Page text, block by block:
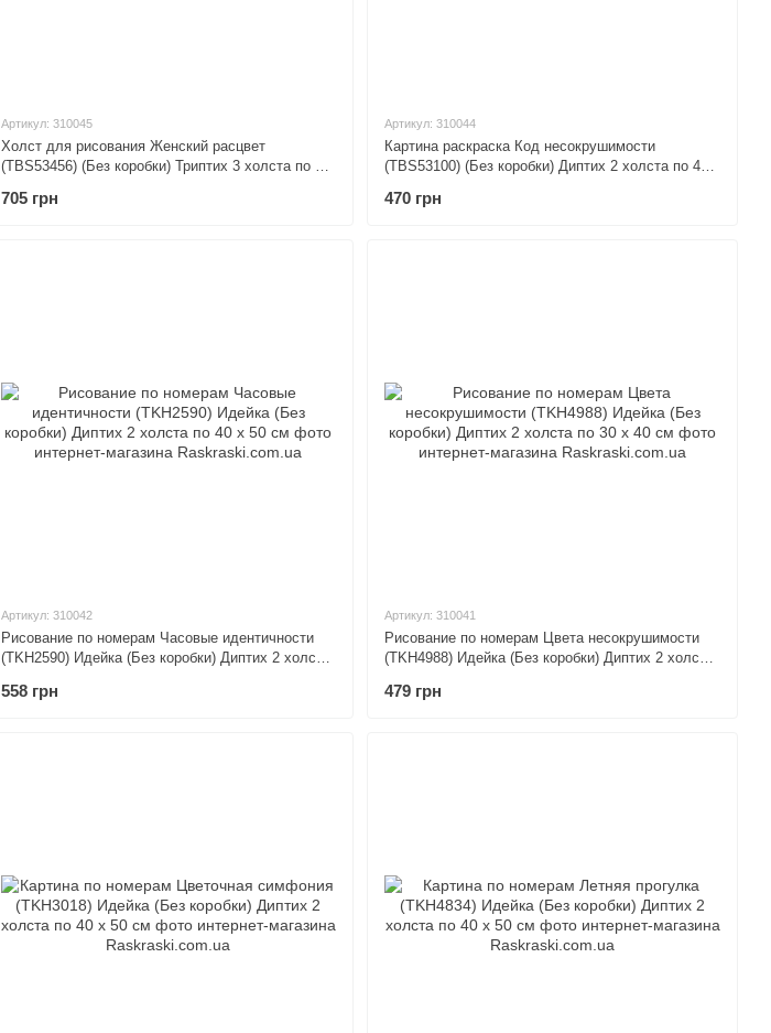
Артикул: 310045
Холст для рисования Женский расцвет
(TBS53456) (Без коробки) Триптих 3 холста по 40
705 грн
Артикул: 310044
Картина раскраска Код несокрушимости
(TBS53100) (Без коробки) Диптих 2 холста по 40
470 грн
Артикул: 310042
Рисование по номерам Часовые идентичности
(TKH2590) Идейка (Без коробки) Диптих 2 холста
558 грн
Артикул: 310041
Рисование по номерам Цвета несокрушимости
(TKH4988) Идейка (Без коробки) Диптих 2 холста
479 грн